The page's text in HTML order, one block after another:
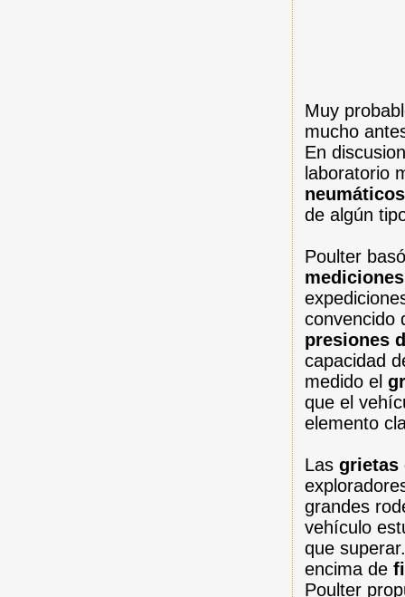
Muy
mucho
En
laboratorio
neumáticos
de algún
Poulter
convencido
presiones
capacidad
medido el
que el
elemento
Lasgrietas
grandes
vehículo
que
encima de
Poulter